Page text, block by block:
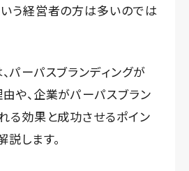
う経営者の方は多いのでは
パーパスブランディングが
や、企業がパーパスブラン
る効果と成功させるポイン
説します。